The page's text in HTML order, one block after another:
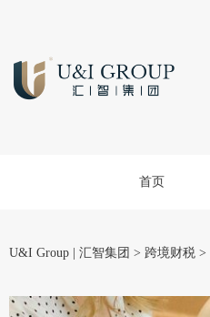
首页
U&I Group | 汇智集团 > 跨境财税 >